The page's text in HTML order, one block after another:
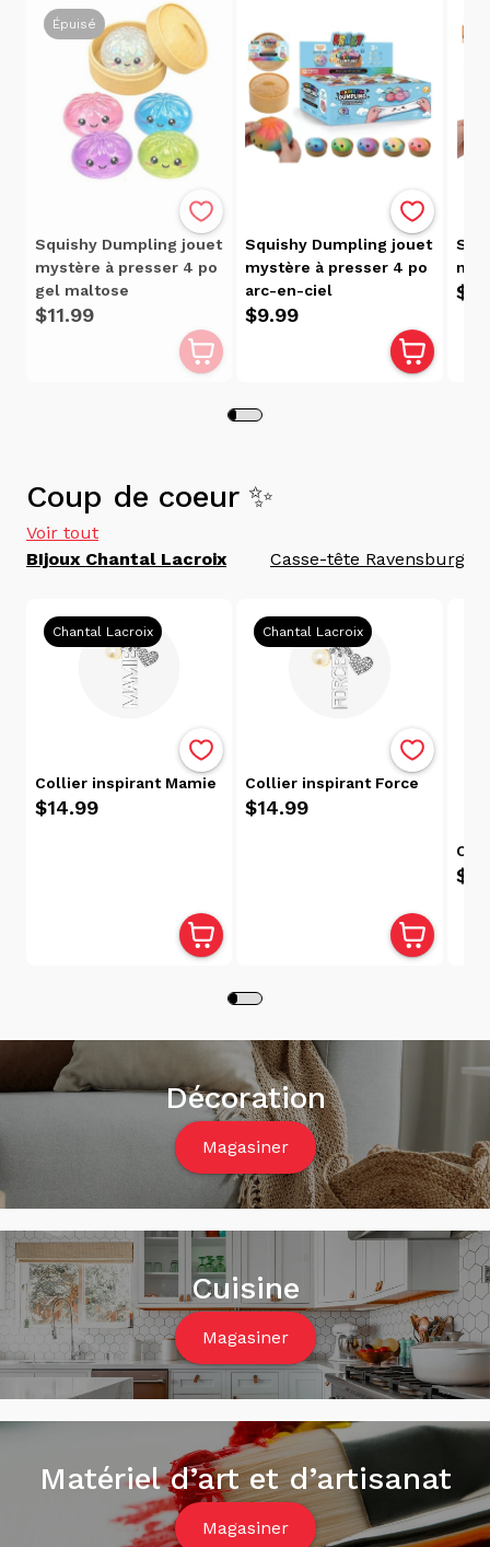
Épuisé
Squishy Dumpling jouet
mystère à presser 4 po
gel maltose
$11.99
Squishy Dumpling jouet
mystère à presser 4 po
arc-en-ciel
$9.99
Coup de coeur ✨
BIjoux Chantal Lacroix Casse-tête Ravensburger
Voir tout
Chantal Lacroix
Collier inspirant Mamie
$14.99
Chantal Lacroix
Collier inspirant Force
$14.99
Décoration
Magasiner
Cuisine
Magasiner
Matériel d’art et d’artisanat
Magasiner